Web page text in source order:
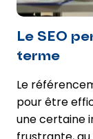
Le SEO
terme
Le
pour être
une certaine